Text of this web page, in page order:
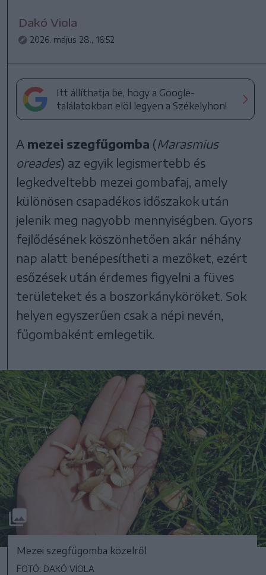
Dakó Viola
2026. május 28., 16:52
Itt állíthatja be, hogy a Google-
találatokban elöl legyen a Székelyhon!
A mezei szegfűgomba (Marasmius
oreades) az egyik legismertebb és
legkedveltebb mezei gombafaj, amely
különösen csapadékos időszakok után
jelenik meg nagyobb mennyiségben. Gyors
fejlődésének köszönhetően akár néhány
nap alatt benépesítheti a mezőket, ezért
esőzések után érdemes figyelni a füves
területeket és a boszorkányköröket. Sok
helyen egyszerűen csak a népi nevén,
fűgombaként emlegetik.
Mezei szegfűgomba közelről
FOTÓ: DAKÓ VIOLA